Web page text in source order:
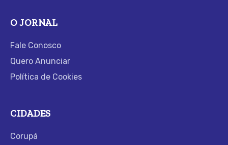
O JORNAL
Fale Conosco
Quero Anunciar
Política de Cookies
CIDADES
Corupá